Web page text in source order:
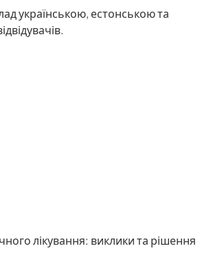
українською, естонською та
лікування: виклики та рішення